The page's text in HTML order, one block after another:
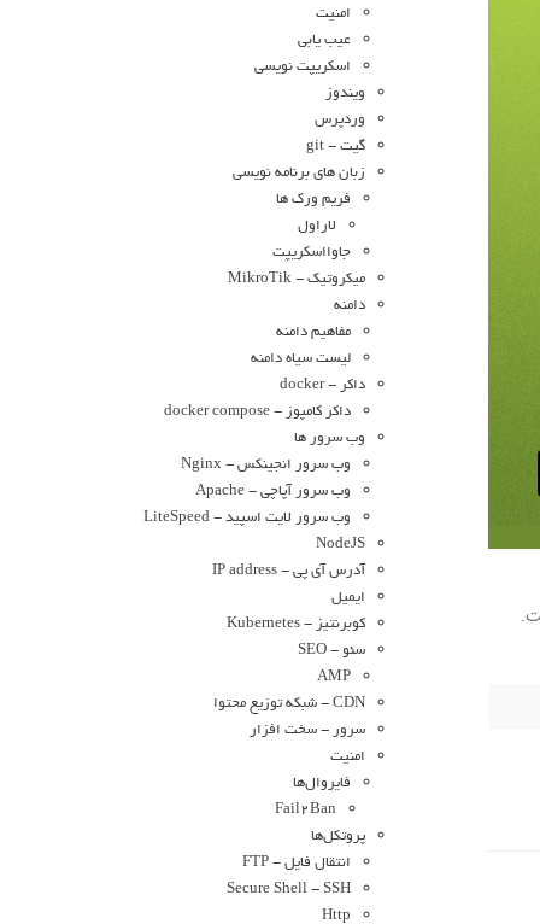
امنیت
عیب یابی
اسکریپت نویسی
ویندوز
وردپرس
گیت - git
زبان های برنامه نویسی
فریم ورک ها
لاراول
جاوااسکریپت
میکروتیک - MikroTik
دامنه
مفاهیم دامنه
لیست سیاه دامنه
داکر - docker
داکر کامپوز - docker compose
وب سرور ها
وب سرور انجینکس - Nginx
وب سرور آپاچی - Apache
وب سرور لایت اسپید - LiteSpeed
NodeJS
آدرس آی پی - IP address
ایمیل
کوبرنتیز - Kubernetes
سئو - SEO
AMP
CDN - شبکه توزیع محتوا
سرور - سخت افزار
امنیت
فایروال‌ها
Fail2Ban
پروتکل‌ها
انتقال فایل - FTP
Secure Shell - SSH
Http